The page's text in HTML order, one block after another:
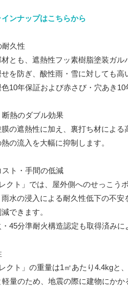
インナップはこちらから
耐久性
とも、遮熱性フッ素樹脂塗装ガ
を防ぎ、酸性雨・雪に対しても高
10年保証および赤さび・穴あき10
断熱のダブル効果
膜の遮熱性に加え、裏打ち材によ
の流入を大幅に抑制します。
スト・手間の低減
レクト」では、屋外側へのせっこう
雨水の浸入による耐久性低下の不
できます。
45分準耐火構造認定も取得済みに
レクト」の重量は1㎡あたり4.4kgと
量のため、地震の際に建物にかか